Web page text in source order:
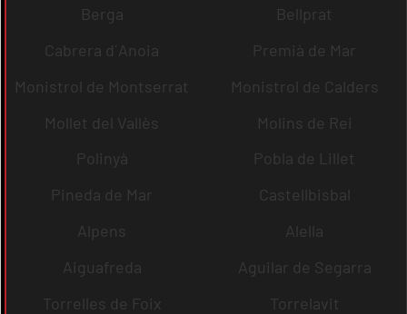
Berga
Bellprat
Cabrera d´Anoia
Premià de Mar
Monistrol de Montserrat
Monistrol de Calders
Mollet del Vallès
Molins de Rei
Polinyà
Pobla de Lillet
Pineda de Mar
Castellbisbal
Alpens
Alella
Aiguafreda
Aguilar de Segarra
Torrelles de Foix
Torrelavit